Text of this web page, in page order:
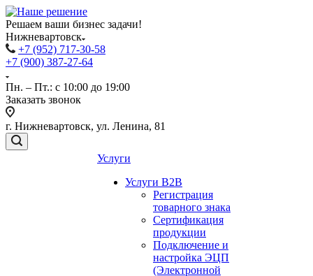
Решаем ваши бизнес задачи!
Нижневартовск
+7 (952) 717-30-58
+7 (900) 387-27-64
Пн. – Пт.: с 10:00 до 19:00
Заказать звонок
г. Нижневартовск, ул. Ленина, 81
Услуги
Услуги B2B
Регистрация
товарного знака
Сертификация
продукции
Подключение и
настройка ЭЦП
(Электронной